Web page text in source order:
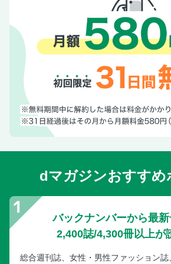
dマガジンおすすめ
バックナンバーから最新
2,400誌/4,300冊以上が
総合週刊誌、女性・男性ファッション